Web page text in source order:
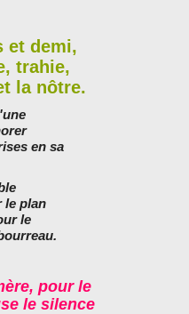
et demi,
trahie,
la nôtre.
en sa
le plan
le
pour le
le silence